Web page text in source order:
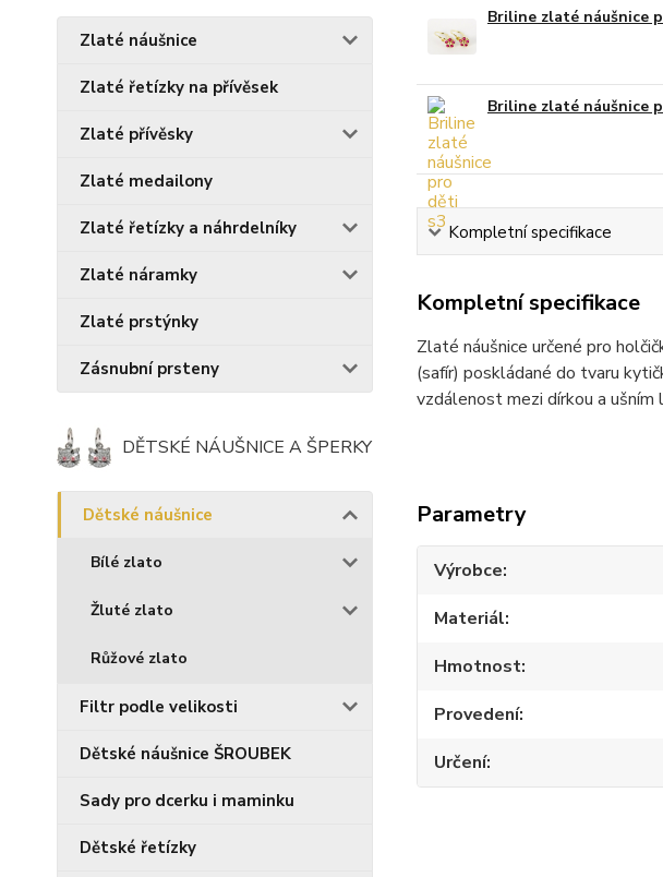
Zlaté náušnice
Zlaté řetízky na přívěsek
Zlaté přívěsky
Zlaté medailony
Zlaté řetízky a náhrdelníky
Zlaté náramky
Zlaté prstýnky
Zásnubní prsteny
DĚTSKÉ NÁUŠNICE A ŠPERKY
Dětské náušnice
Bílé zlato
Žluté zlato
Růžové zlato
Filtr podle velikosti
Dětské náušnice ŠROUBEK
Sady pro dcerku i maminku
Dětské řetízky
Briline zlaté náušnice
Briline zlaté náušnice
Kompletní specifikace
Kompletní specifikace
Zlaté náušnice určené pro
(safír) poskládané do tvaru
vzdálenost mezi dírkou a ušním
Parametry
Výrobce
Materiál
Hmotnost
Provedení
Určení